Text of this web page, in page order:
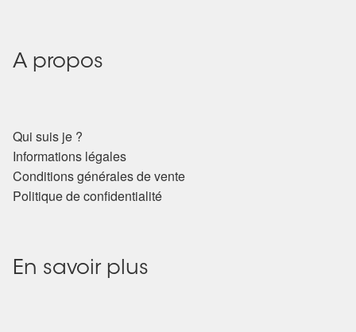
A propos
Qui suis je ?
Informations légales
Conditions générales de vente
Politique de confidentialité
En savoir plus